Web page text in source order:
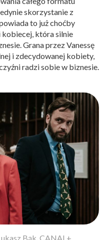
skorzystanie z
to już choćby
która silnie
Grana przez Vanessę
i zdecydowanej kobiety,
radzi sobie w biznesie.
Bąk, CANAL+